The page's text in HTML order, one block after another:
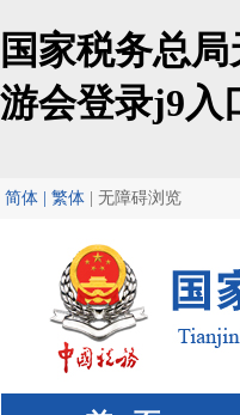
国家税务总
游会登录j9入
简体 | 繁体 无障碍浏览